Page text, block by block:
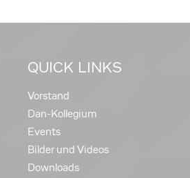
QUICK LINKS
Vorstand
Dan-Kollegium
Events
Bilder und Videos
Downloads